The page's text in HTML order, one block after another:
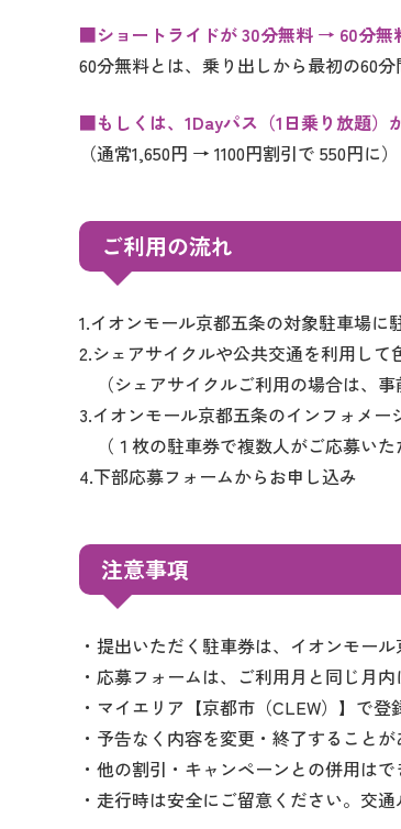
■ショートライドが 30分無料 → 60分無
60分無料とは、乗り出しから最初の60分
■もしくは、1Dayパス（1日乗り放題）
（通常1,650円 → 1100円割引で 550円に）
ご利用の流れ
1.イオンモール京都五条の対象駐車場に
2.シェアサイクルや公共交通を利用して
（シェアサイクルご利用の場合は、事
3.イオンモール京都五条のインフォメ
（１枚の駐車券で複数人がご応募いた
4.下部応募フォームからお申し込み
注意事項
・提出いただく駐車券は、イオンモー
・応募フォームは、ご利用月と同じ月
・マイエリア【京都市（CLEW）】で登
・予告なく内容を変更・終了することが
・他の割引・キャンペーンとの併用はで
・走行時は安全にご留意ください。交